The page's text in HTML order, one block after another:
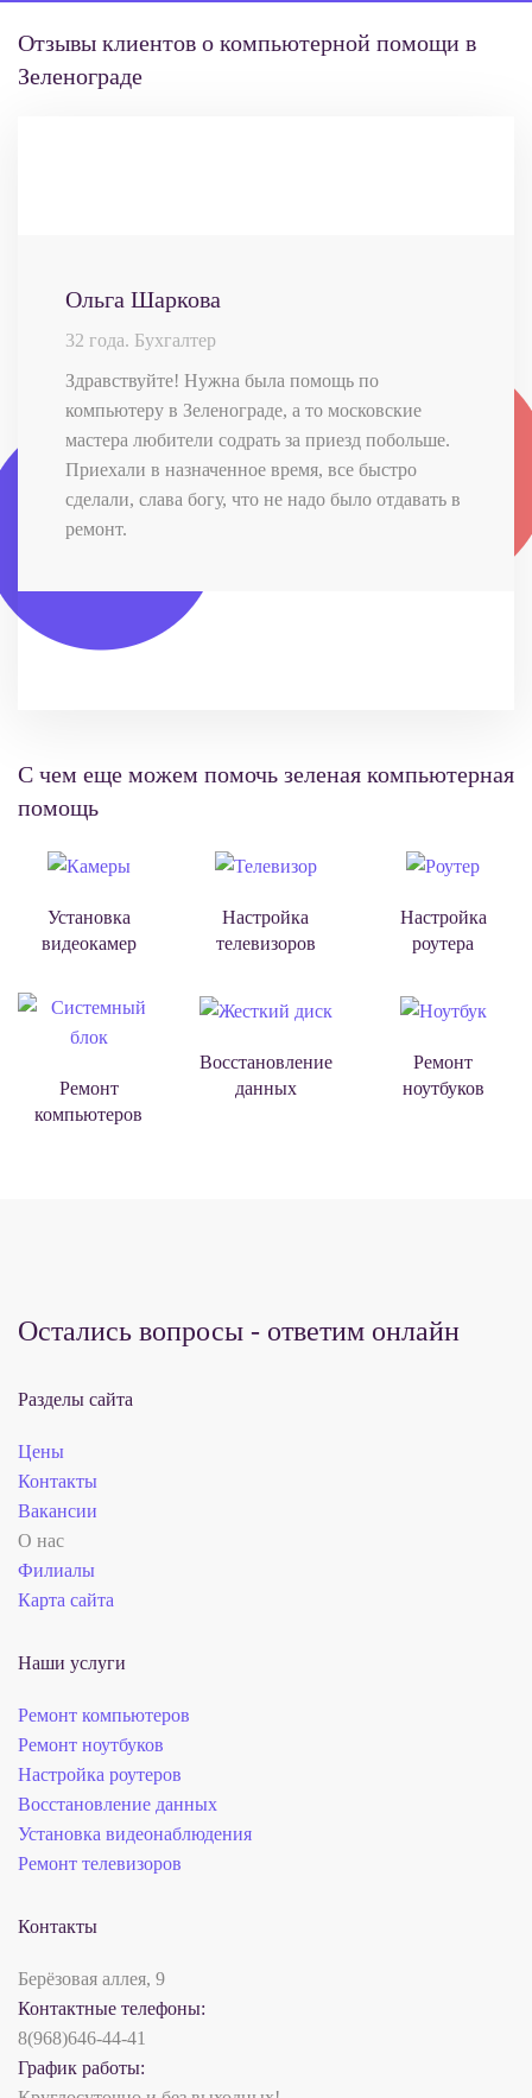
Отзывы клиентов о компьютерной помощи в
Зеленограде
Ольга Шаркова
32 года. Бухгалтер
Здравствуйте! Нужна была помощь по
компьютеру в Зеленограде, а то московские
мастера любители содрать за приезд побольше.
Приехали в назначенное время, все быстро
сделали, слава богу, что не надо было отдавать в
ремонт.
С чем еще можем помочь зеленая компьютерная
помощь
Установка
видеокамер
Настройка
телевизоров
Настройка
роутера
Ремонт
компьютеров
Восстановление
данных
Ремонт
ноутбуков
Остались вопросы - ответим онлайн
Разделы сайта
Цены
Контакты
Вакансии
О нас
Филиалы
Карта сайта
Наши услуги
Ремонт компьютеров
Ремонт ноутбуков
Настройка роутеров
Восстановление данных
Установка видеонаблюдения
Ремонт телевизоров
Контакты
Берёзовая аллея, 9‎‎
Контактные телефоны:
8(968)646-44-41
График работы: